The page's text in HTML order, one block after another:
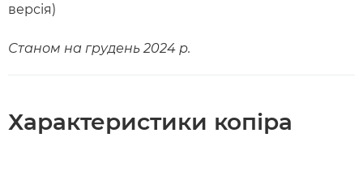
версія)
Станом на грудень 2024 р.
Характеристики копіра